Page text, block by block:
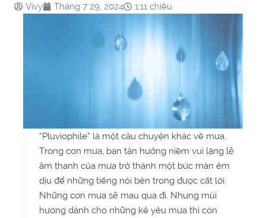
Vivy Tháng 7 29, 2024 1:11 chiều
“Pluviophile” là một câu chuyện khác về mưa.
Trong cơn mưa, bạn tận hưởng niềm vui lặng lẽ
âm thanh của mưa trở thành một bức màn êm
dịu để những tiếng nói bên trong được cất lời.
Những cơn mưa sẽ mau qua đi. Nhưng mùi
hương dành cho những kẻ yêu mưa thì còn